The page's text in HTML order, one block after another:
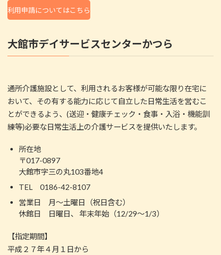
利用申請についてはこちら
大館市デイサービスセンターかつら
通所介護施設として、利用されるお客様が可能な限り在宅に
おいて、その有する能力に応じて自立した日常生活を営むこ
とができるよう、(送迎・健康チェック・食事・入浴・機能訓
練等)必要な日常生活上の介護サービスを提供いたします。
所在地
〒017-0897
大館市字三の丸103番地4
TEL 0186-42-8107
営業日 月～土曜日（祝日含む）
休館日 日曜日、 年末年始（12/29～1/3）
【指定期間】
平成２７年４月１日から